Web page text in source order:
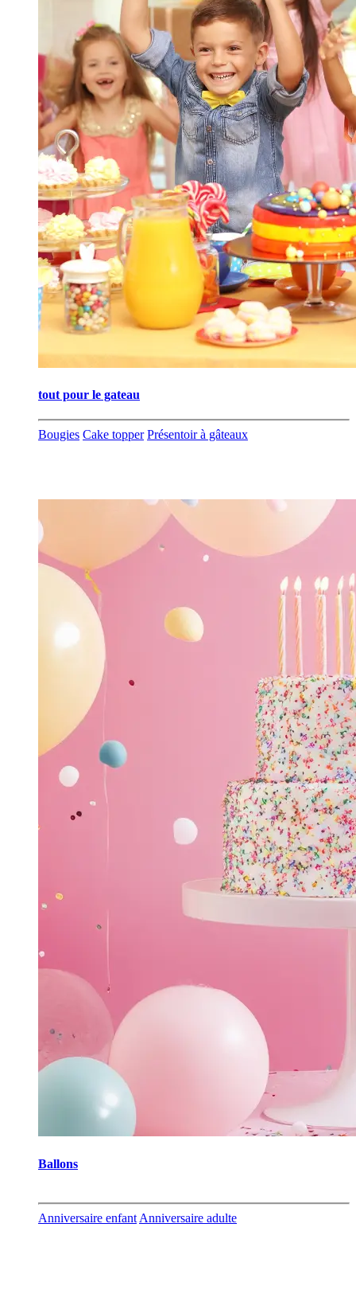
tout pour le gateau
Bougies Cake topper Présentoir à gâteaux
Ballons
Anniversaire enfant Anniversaire adulte